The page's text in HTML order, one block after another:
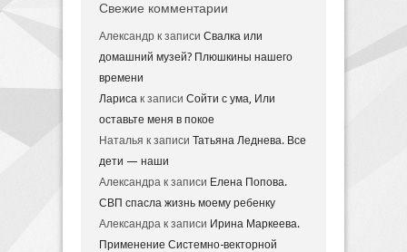
Свежие комментарии
Александр к записи Свалка или
домашний музей? Плюшкины нашего
времени
Лариса к записи Сойти с ума, Или
оставьте меня в покое
Наталья к записи Татьяна Леднева. Все
дети — наши
Александра к записи Елена Попова.
СВП спасла жизнь моему ребенку
Александра к записи Ирина Маркеева.
Применение Системно-векторной